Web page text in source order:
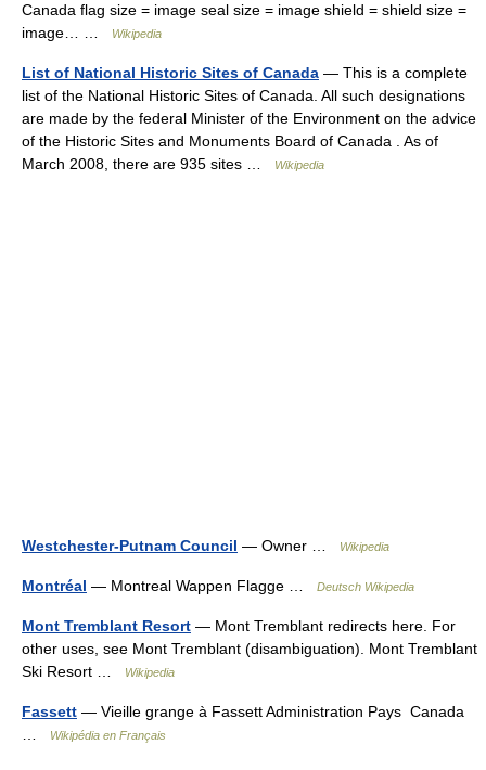
Canada flag size = image seal size = image shield = shield size =
image… …
Wikipedia
List of National Historic Sites of Canada — This is a complete
list of the National Historic Sites of Canada. All such designations
are made by the federal Minister of the Environment on the advice
of the Historic Sites and Monuments Board of Canada . As of
March 2008, there are 935 sites …
Wikipedia
Westchester-Putnam Council — Owner … Wikipedia
Montréal — Montreal Wappen Flagge … Deutsch Wikipedia
Mont Tremblant Resort — Mont Tremblant redirects here. For
other uses, see Mont Tremblant (disambiguation). Mont Tremblant
Ski Resort …
Wikipedia
Fassett — Vieille grange à Fassett Administration Pays Canada
Wikipédia en Français